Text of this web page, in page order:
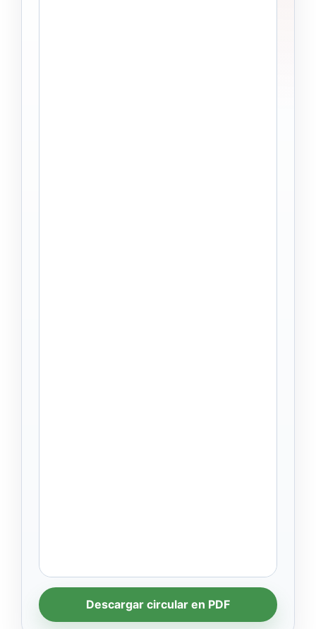
Descargar circular en PDF